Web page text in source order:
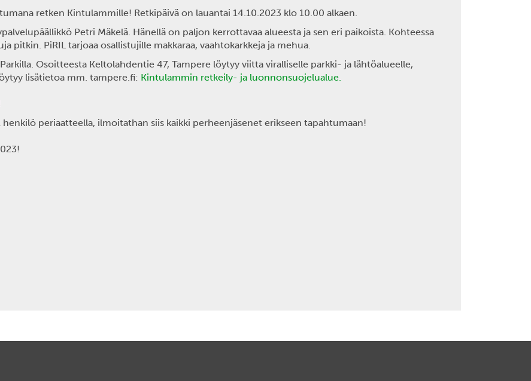
retken Kintulammille! Retkipäivä on lauantai 14.10.2023 klo 10.00 alkaen.
Petri Mäkelä. Hänellä on paljon kerrottavaa alueesta ja sen eri paikoista. Kohteessa
pitkin. PiRIL tarjoaa osallistujille makkaraa, vaahtokarkkeja ja mehua.
Osoitteesta Keltolahdentie 47, Tampere löytyy viitta viralliselle parkki- ja lähtöalueelle,
lisätietoa mm. tampere.fi: Kintulammin retkeily- ja luonnonsuojelualue.
periaatteella, ilmoitathan siis kaikki perheenjäsenet erikseen tapahtumaan!